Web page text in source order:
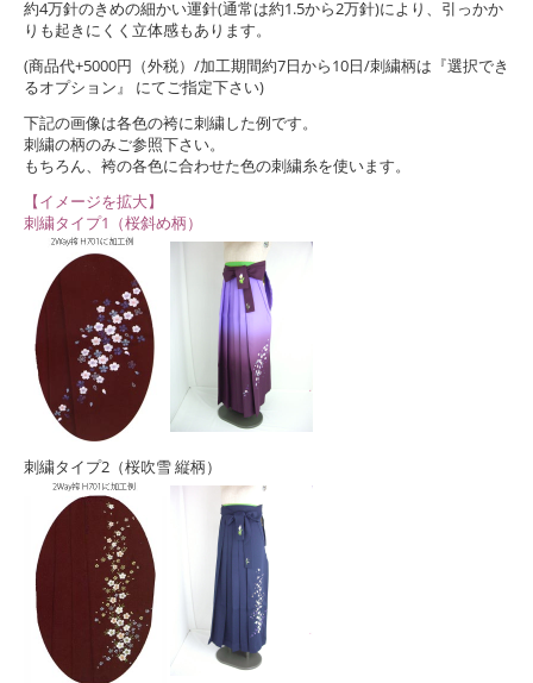
約4万針のきめの細かい運針(通常は約1.5から2万針)により、引っかか
りも起きにくく立体感もあります。
(商品代+5000円（外税）/加工期間約7日から10日/刺繍柄は『選択でき
るオプション』 にてご指定下さい)
下記の画像は各色の袴に刺繍した例です。
刺繍の柄のみご参照下さい。
もちろん、袴の各色に合わせた色の刺繍糸を使います。
【イメージを拡大】
刺繍タイプ1（桜斜め柄）
刺繍タイプ2（桜吹雪 縦柄）